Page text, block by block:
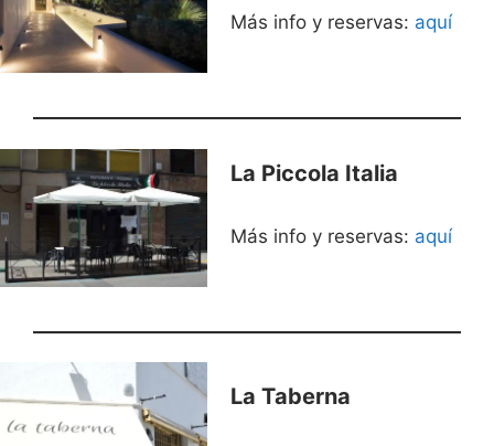
Más info y reservas: aquí
La Piccola Italia
Más info y reservas: aquí
La Taberna